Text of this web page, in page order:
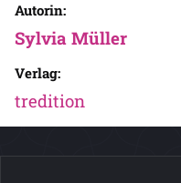
Autorin:
Sylvia Müller
Verlag:
tredition